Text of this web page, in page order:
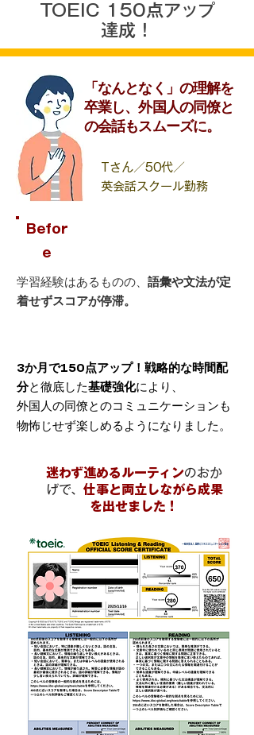
TOEIC 150点アップ
達成！
「なんとなく」の理解を
卒業し、外国人の同僚と
の会話もスムーズに。
Tさん／50代／
英会話スクール勤務
Befor
e
学習経験はあるものの、 語彙や文法が定
着せずスコアが停滞。
3か月で150点アップ！戦略的な時間配
分と徹底した基礎強化により、
外国人の同僚とのコミュニケーションも
物怖じせず楽しめるようになりました。
迷わず進めるルーティンのおか
げで、 仕事と両立しながら成果
を出せました！